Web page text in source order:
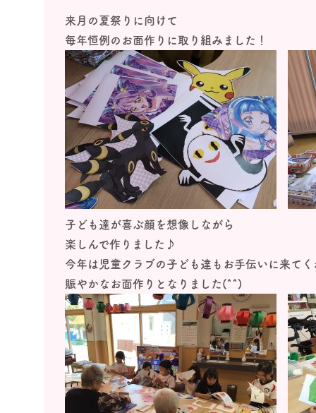
来月の夏祭りに向けて
毎年恒例のお面作りに取り組みました！
子ども達が喜ぶ顔を想像しながら
楽しんで作りました♪
今年は児童クラブの子ども達もお手伝いに来てく
賑やかなお面作りとなりました(^^)